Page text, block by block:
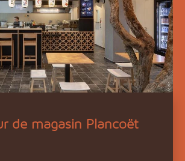
de magasin Plancoët